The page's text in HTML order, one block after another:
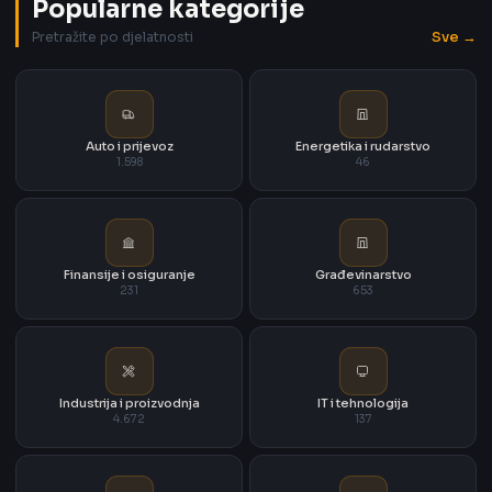
Popularne kategorije
Pretražite po djelatnosti Sve →
Auto i prijevoz
1.598
Energetika i rudarstvo
46
Finansije i osiguranje
231
Građevinarstvo
653
Industrija i proizvodnja
4.672
IT i tehnologija
137